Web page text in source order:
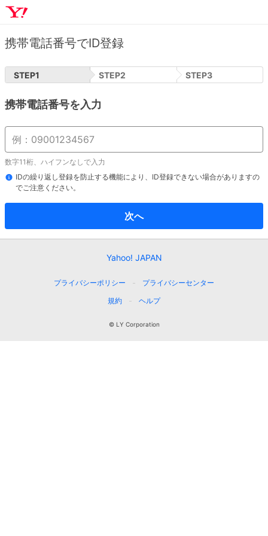
携帯電話番号でID登録
STEP1 STEP2 STEP3
携帯電話番号を入力
数字11桁、ハイフンなしで入力
IDの繰り返し登録を防止する機能により、ID登録できない場合がありますの
でご注意ください。
次へ
Yahoo! JAPAN
プライバシーポリシー
プライバシーセンター
規約
ヘルプ
© LY Corporation